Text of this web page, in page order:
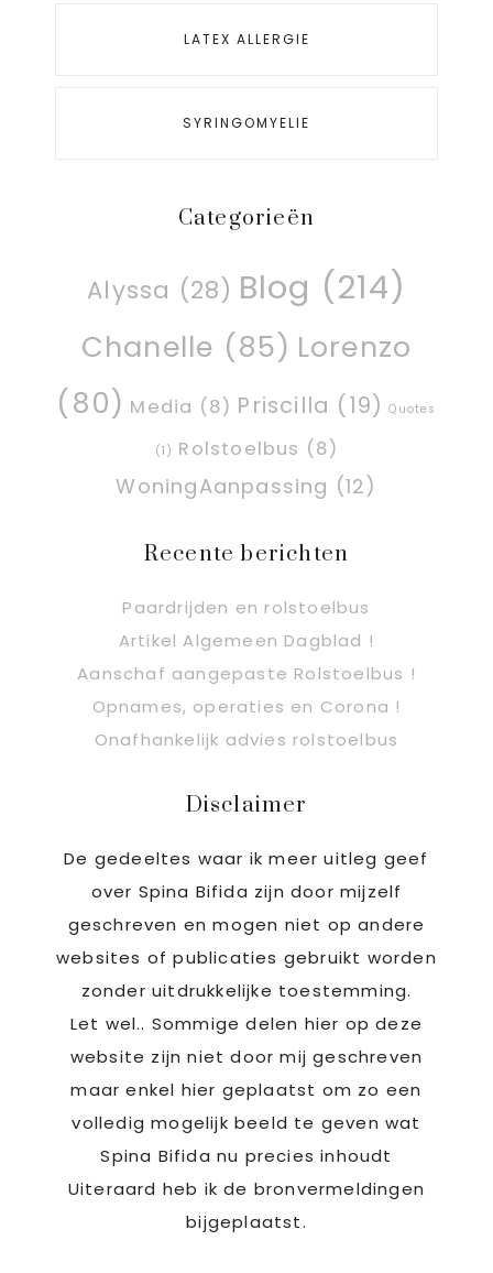
LATEX ALLERGIE
SYRINGOMYELIE
Categorieën
Alyssa (28) Blog (214)
Chanelle (85) Lorenzo
(80) Media (8) Priscilla (19) Quotes
(1) Rolstoelbus (8)
WoningAanpassing (12)
Recente berichten
Paardrijden en rolstoelbus
Artikel Algemeen Dagblad !
Aanschaf aangepaste Rolstoelbus !
Opnames, operaties en Corona !
Onafhankelijk advies rolstoelbus
Disclaimer
De gedeeltes waar ik meer uitleg geef
over Spina Bifida zijn door mijzelf
geschreven en mogen niet op andere
websites of publicaties gebruikt worden
zonder uitdrukkelijke toestemming.
Let wel.. Sommige delen hier op deze
website zijn niet door mij geschreven
maar enkel hier geplaatst om zo een
volledig mogelijk beeld te geven wat
Spina Bifida nu precies inhoudt
Uiteraard heb ik de bronvermeldingen
bijgeplaatst.